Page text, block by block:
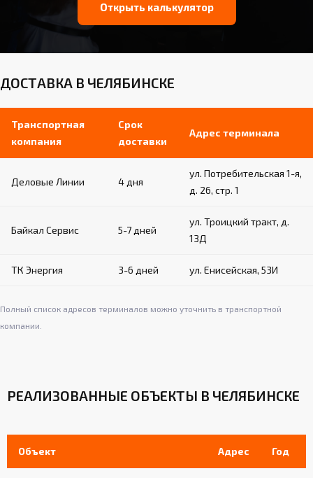
Открыть калькулятор
ДОСТАВКА В ЧЕЛЯБИНСКЕ
Транспортная
компания
Срок
доставки
Адрес терминала
Деловые Линии 4 дня
ул. Потребительская 1-я,
д. 26, стр. 1
Байкал Сервис 5-7 дней
ул. Троицкий тракт, д.
13Д
ТК Энергия 3-6 дней ул. Енисейская, 53И
Полный список адресов терминалов можно уточнить в транспортной
компании.
РЕАЛИЗОВАННЫЕ ОБЪЕКТЫ В ЧЕЛЯБИНСКЕ
Объект Адрес Год